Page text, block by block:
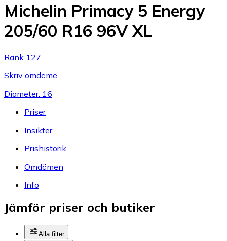
Michelin Primacy 5 Energy
205/60 R16 96V XL
Rank 127
Skriv omdöme
Diameter: 16
Priser
Insikter
Prishistorik
Omdömen
Info
Jämför priser och butiker
Alla filter